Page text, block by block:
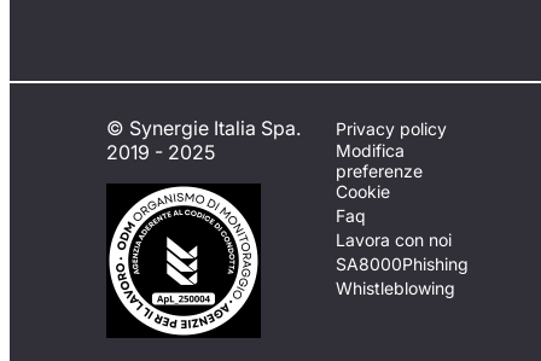
© Synergie Italia Spa.
2019 - 2025
Privacy policy
Modifica
preferenze
Cookie
Faq
Lavora con noi
SA8000Phishing
Whistleblowing